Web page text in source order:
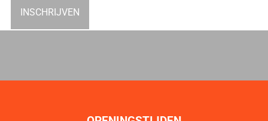
INSCHRIJVEN